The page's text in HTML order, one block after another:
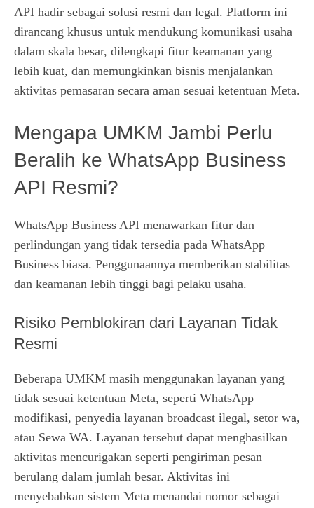
API hadir sebagai solusi resmi dan legal. Platform ini
dirancang khusus untuk mendukung komunikasi usaha
dalam skala besar, dilengkapi fitur keamanan yang
lebih kuat, dan memungkinkan bisnis menjalankan
aktivitas pemasaran secara aman sesuai ketentuan Meta.
Mengapa UMKM Jambi Perlu
Beralih ke WhatsApp Business
API Resmi?
WhatsApp Business API menawarkan fitur dan
perlindungan yang tidak tersedia pada WhatsApp
Business biasa. Penggunaannya memberikan stabilitas
dan keamanan lebih tinggi bagi pelaku usaha.
Risiko Pemblokiran dari Layanan Tidak
Resmi
Beberapa UMKM masih menggunakan layanan yang
tidak sesuai ketentuan Meta, seperti WhatsApp
modifikasi, penyedia layanan broadcast ilegal, setor wa,
atau Sewa WA. Layanan tersebut dapat menghasilkan
aktivitas mencurigakan seperti pengiriman pesan
berulang dalam jumlah besar. Aktivitas ini
menyebabkan sistem Meta menandai nomor sebagai